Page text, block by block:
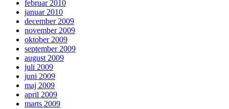
februar 2010
januar 2010
december 2009
november 2009
oktober 2009
september 2009
august 2009
juli 2009
juni 2009
maj 2009
april 2009
marts 2009